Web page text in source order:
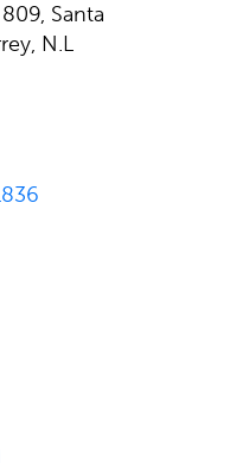
Santa
N.L